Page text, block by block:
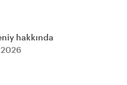
hakkında